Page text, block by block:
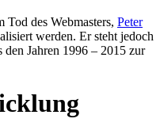
des Webmasters, Peter
werden. Er steht jedoch
Jahren 1996 – 2015 zur